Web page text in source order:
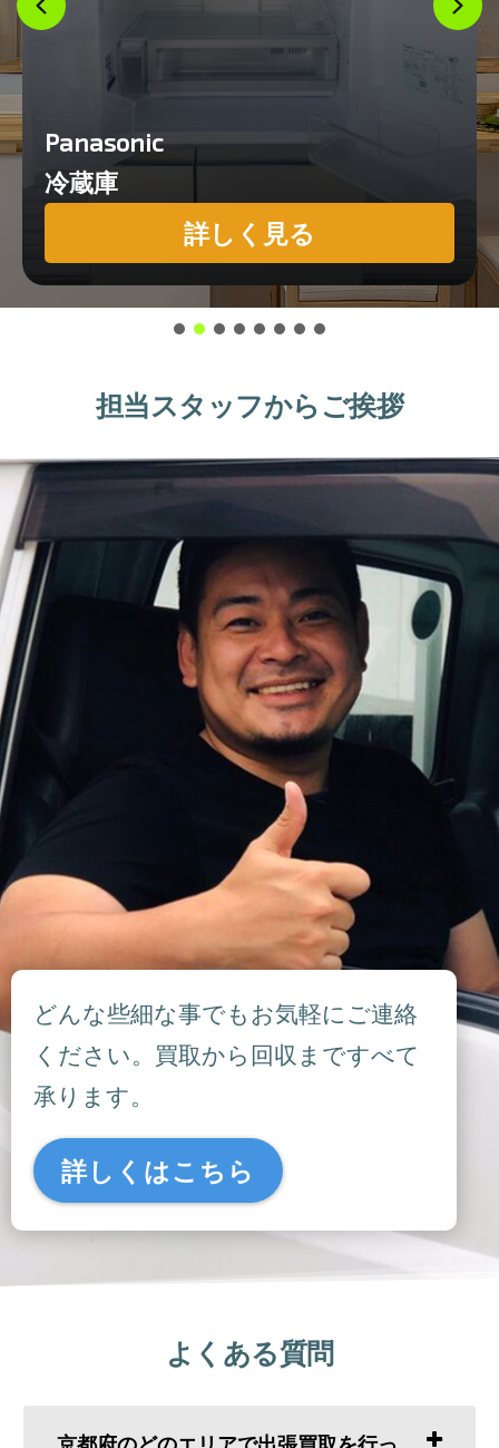
Panasonic
冷蔵庫
詳しく見る
担当スタッフからご挨拶
どんな些細な事でもお気軽にご連絡
ください。買取から回収まですべて
承ります。
詳しくはこちら
よくある質問